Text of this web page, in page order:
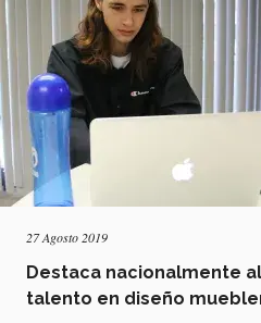
27 Agosto 2019
Destaca nacionalmente
talento en diseño